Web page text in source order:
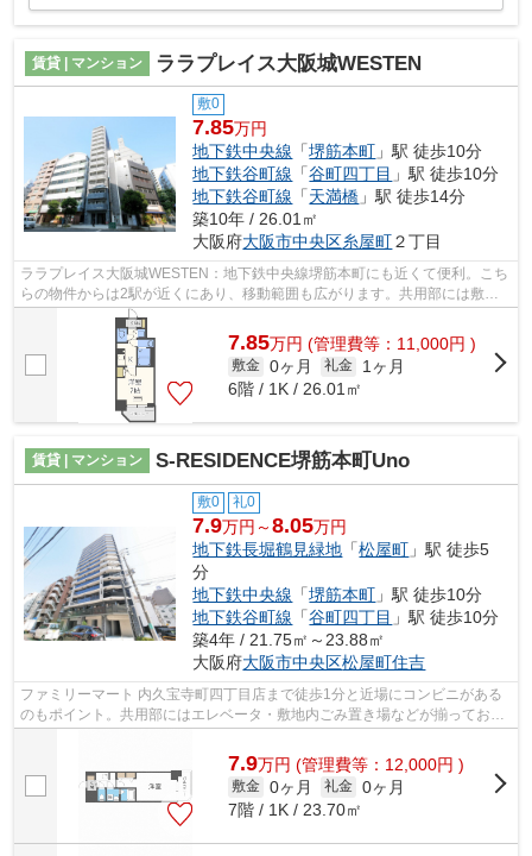
賃貸 | マンション ララプレイス大阪城WESTEN
敷0
7.85万円
地下鉄中央線 「堺筋本町 」駅 徒歩10分
地下鉄谷町線 「谷町四丁目 」駅 徒歩10分
地下鉄谷町線 「天満橋 」駅 徒歩14分
築10年 / 26.01㎡
大阪府大阪市中央区糸屋町２丁目
ララプレイス大阪城WESTEN：地下鉄中央線堺筋本町にも近くて便利。こち
らの物件からは2駅が近くにあり、移動範囲も広がります。共用部には敷地
内ごみ置き場・エレベータなどが揃ってお...
7.85万円 (管理費等：11,000円 )
敷金 0ヶ月 礼金
1ヶ月
6階 / 1K / 26.01㎡
賃貸 | マンション S-RESIDENCE堺筋本町Uno
敷0 礼0
7.9万円～8.05万円
地下鉄長堀鶴見緑地 「松屋町 」駅 徒歩5
分
地下鉄中央線 「堺筋本町 」駅 徒歩10分
地下鉄谷町線 「谷町四丁目 」駅 徒歩10分
築4年 / 21.75㎡～23.88㎡
大阪府大阪市中央区松屋町住吉
ファミリーマート 内久宝寺町四丁目店まで徒歩1分と近場にコンビニがある
のもポイント。共用部にはエレベータ・敷地内ごみ置き場などが揃っており
7.9万円 (管理費等：12,000円 )
敷金 0ヶ月 礼金 0ヶ月
7階 / 1K / 23.70㎡